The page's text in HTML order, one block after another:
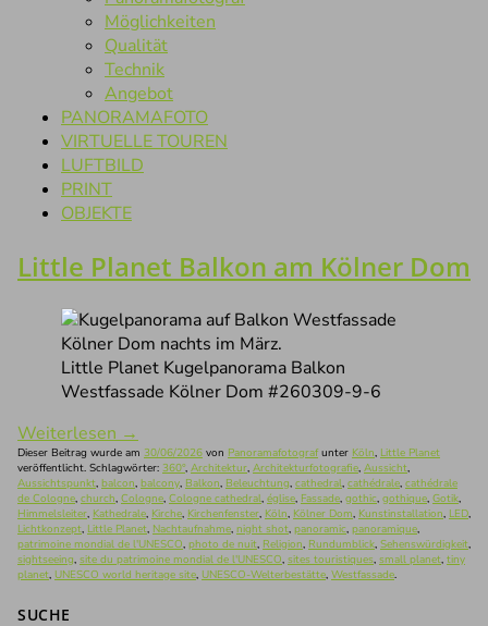
Möglichkeiten
Qualität
Technik
Angebot
PANORAMAFOTO
VIRTUELLE TOUREN
LUFTBILD
PRINT
OBJEKTE
Little Planet Balkon am Kölner Dom
Little Planet Kugelpanorama Balkon
Westfassade Kölner Dom #260309-9-6
Weiterlesen →
Dieser Beitrag wurde am 30/06/2026 von Panoramafotografunter Köln, Little Planet
veröffentlicht. Schlagwörter: 360°, Architektur, Architekturfotografie, Aussicht,
Aussichtspunkt, balcon, balcony, Balkon, Beleuchtung, cathedral, cathédrale, cathédrale
de Cologne, church, Cologne, Cologne cathedral, église, Fassade, gothic, gothique, Gotik,
Himmelsleiter, Kathedrale, Kirche, Kirchenfenster, Köln, Kölner Dom, Kunstinstallation, LED,
Lichtkonzept, Little Planet, Nachtaufnahme, night shot, panoramic, panoramique,
patrimoine mondial de l'UNESCO, photo de nuit, Religion, Rundumblick, Sehenswürdigkeit,
sightseeing, site du patrimoine mondial de l'UNESCO, sites touristiques, small planet, tiny
planet, UNESCO world heritage site, UNESCO-Welterbestätte, Westfassade.
SUCHE